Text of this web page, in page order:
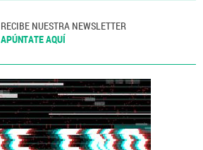
RECIBE NUESTRA NEWSLETTER
APÚNTATE AQUÍ